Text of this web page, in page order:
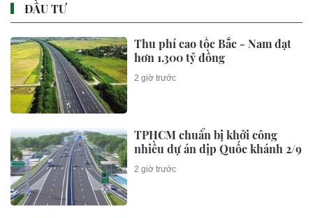
ĐẦU TƯ
Thu phí cao tốc Bắc - Nam đạt
hơn 1.300 tỷ đồng
2 giờ trước
TPHCM chuẩn bị khởi công
nhiều dự án dịp Quốc khánh 2/9
2 giờ trước